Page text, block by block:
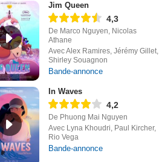
Jim Queen
4,3
De Marco Nguyen, Nicolas
Athane
Avec Alex Ramires, Jérémy Gillet,
Shirley Souagnon
Bande-annonce
In Waves
4,2
De Phuong Mai Nguyen
Avec Lyna Khoudri, Paul Kircher,
Rio Vega
Bande-annonce